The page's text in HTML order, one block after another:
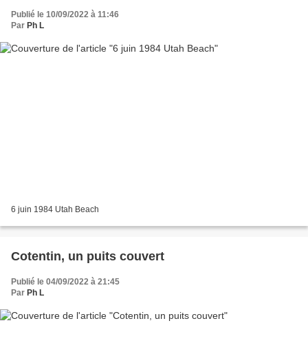
Publié le 10/09/2022 à 11:46
Par Ph L
6 juin 1984 Utah Beach
Cotentin, un puits couvert
Publié le 04/09/2022 à 21:45
Par Ph L